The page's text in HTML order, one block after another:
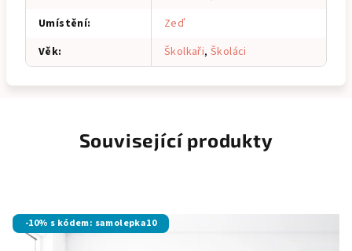
Umístění:
Zeď
Věk: Školkaři,Školáci
Související produkty
-10% s kódem: samolepka10